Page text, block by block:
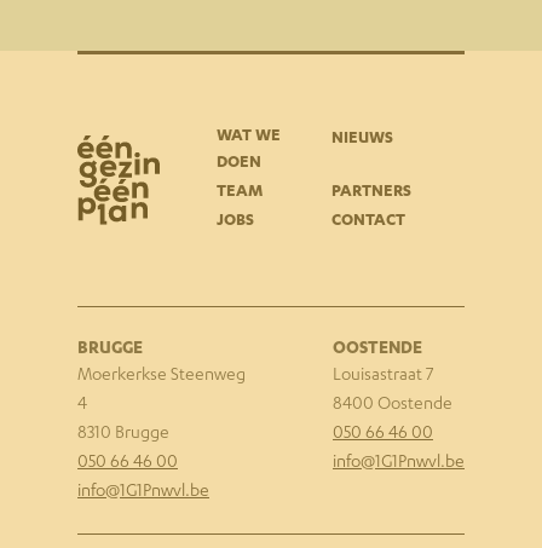
WAT WE
DOEN
NIEUWS
TEAM
PARTNERS
JOBS
CONTACT
BRUGGE
Moerkerkse Steenweg
4
8310 Brugge
050 66 46 00
info@1G1Pnwvl.be
OOSTENDE
Louisastraat 7
8400 Oostende
050 66 46 00
info@1G1Pnwvl.be